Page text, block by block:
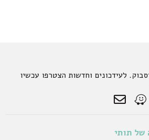
לעידכונים וחדשות הצטרפו עכשיו
של תותי